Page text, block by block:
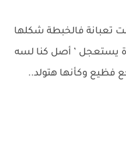
تعبانة فالخبطة شكلها
يستعجل ’ أصل كنا لسه
وكأنها هتولد..